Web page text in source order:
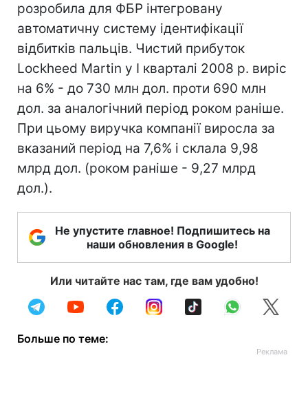
розробила для ФБР інтегровану
автоматичну систему ідентифікації
відбитків пальців. Чистий прибуток
Lockheed Martin у I кварталі 2008 р. виріс
на 6% - до 730 млн дол. проти 690 млн
дол. за аналогічний період роком раніше.
При цьому виручка компанії виросла за
вказаний період на 7,6% і склала 9,98
млрд дол. (роком раніше - 9,27 млрд
дол.).
Не упустите главное! Подпишитесь на
наши обновления в Google!
Или читайте нас там, где вам удобно!
Больше по теме: